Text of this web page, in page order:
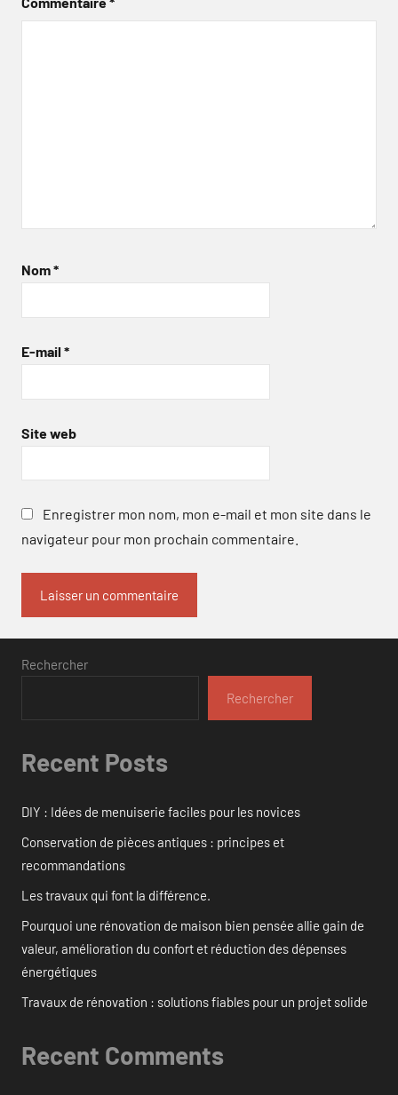
Nom*
E-mail *
Site web
Enregistrer mon nom, mon e-mail et mon site dans le
navigateur pour mon prochain commentaire.
Rechercher
Rechercher
Recent Posts
DIY : Idées de menuiserie faciles pour les novices
Conservation de pièces antiques : principes et
recommandations
Les travaux qui font la différence.
Pourquoi une rénovation de maison bien pensée allie gain de
valeur, amélioration du confort et réduction des dépenses
énergétiques
Travaux de rénovation : solutions fiables pour un projet solide
Recent Comments